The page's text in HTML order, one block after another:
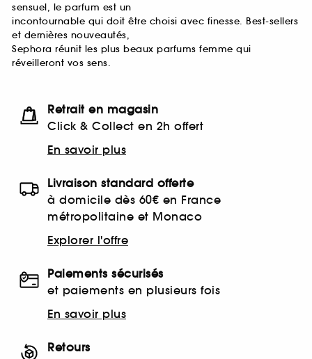
sensuel, le parfum est un
incontournable qui doit être choisi avec finesse. Best-sellers
et dernières nouveautés,
Sephora réunit les plus beaux parfums femme qui
réveilleront vos sens.
Retrait en magasin
Click & Collect en 2h offert
En savoir plus
Livraison standard offerte
à domicile dès 60€ en France
métropolitaine et Monaco
Explorer l'offre
Paiements sécurisés
et paiements en plusieurs fois
En savoir plus
Retours